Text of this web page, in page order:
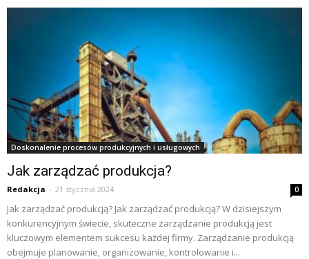
Doskonalenie procesów produkcyjnych i usługowych
Jak zarządzać produkcja?
Redakcja - 21 stycznia 2024 0
Jak zarządzać produkcją? Jak zarządzać produkcją? W dzisiejszym
konkurencyjnym świecie, skuteczne zarządzanie produkcją jest
kluczowym elementem sukcesu każdej firmy. Zarządzanie produkcją
obejmuje planowanie, organizowanie, kontrolowanie i...